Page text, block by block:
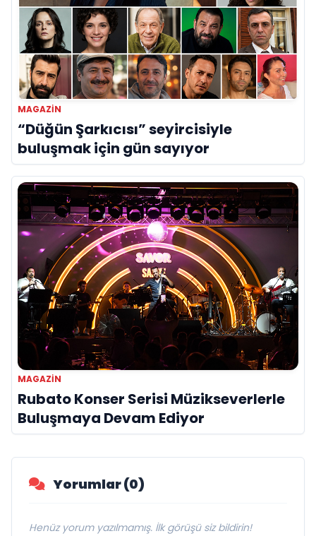
MAGAZİN
“Düğün Şarkıcısı” seyircisiyle
buluşmak için gün sayıyor
MAGAZİN
Rubato Konser Serisi Müzikseverlerle
Buluşmaya Devam Ediyor
Yorumlar (0)
Henüz yorum yazılmamış. İlk görüşü siz bildirin!